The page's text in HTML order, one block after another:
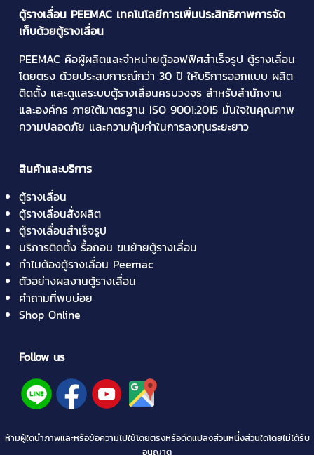
ตู้รางเลื่อน PEEMAC เทคโนโลยีการเพิ่มประสิทธิภาพการจัด
เก็บด้วยตู้รางเลื่อน
PEEMAC คือผู้ผลิตและจำหน่ายตู้ออฟฟิศสำเร็จรูป ตู้รางเลื่อน
โดยตรง ด้วยประสบการณ์กว่า 30 ปี ให้บริการออกแบบ ผลิต
ติดตั้ง และดูแลระบบตู้รางเลื่อนครบวงจร สำหรับสำนักงาน
และองค์กร ภายใต้มาตรฐาน ISO 9001:2015 มั่นใจในคุณภาพ
ความปลอดภัย และความคุ้มค่าในการลงทุนระยะยาว
สินค้าและบริการ
ตู้รางเลื่อน
ตู้รางเลื่อนสั่งผลิต
ตู้รางเลื่อนสำเร็จรูป
บริการติดตั้ง รื้อถอน ขนย้ายตู้รางเลื่อน
ทำไมต้องตู้รางเลื่อน Peemac
ตัวอย่างผลงานตู้รางเลื่อน
คำถามที่พบบ่อย
Shop Online
Follow us
ห้ามผู้ใดนำภาพและหรือข้อความไปใช้โดยตรงหรือดัดแปลงส่วนหนึ่งส่วนใดโดยไม่ได้รับ
อนุญาต